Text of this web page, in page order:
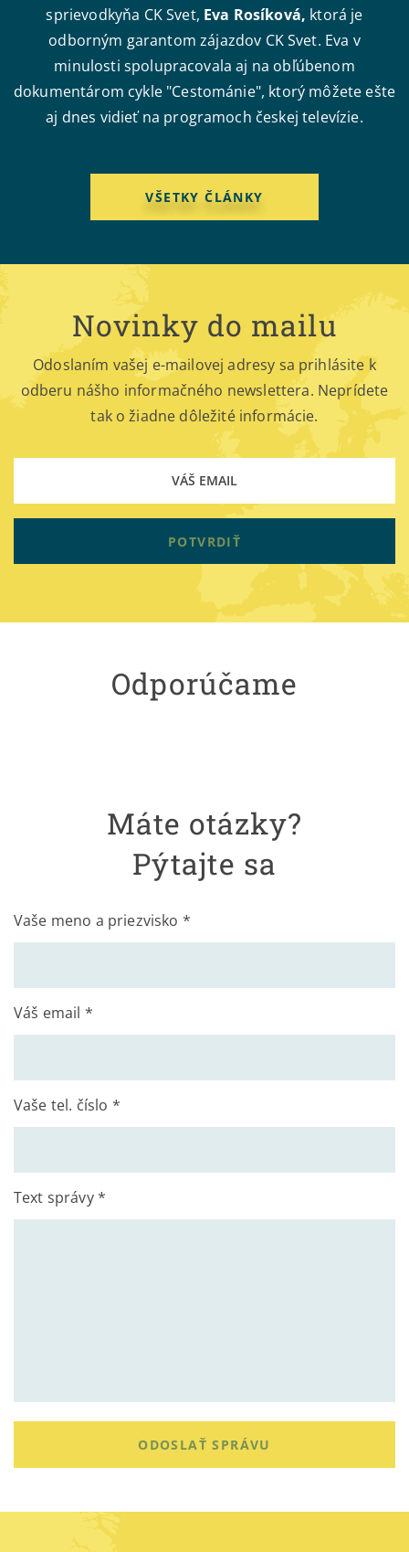
sprievodkyňa CK Svet, Eva Rosíková, ktorá je
odborným garantom zájazdov CK Svet. Eva v
minulosti spolupracovala aj na obľúbenom
dokumentárom cykle "Cestománie", ktorý môžete ešte
aj dnes vidieť na programoch českej televízie.
VŠETKY ČLÁNKY
Novinky do mailu
Odoslaním vašej e-mailovej adresy sa prihlásite k
odberu nášho informačného newslettera. Neprídete
tak o žiadne dôležité informácie.
POTVRDIŤ
Odporúčame
Máte otázky?
Pýtajte sa
Vaše meno a priezvisko *
Váš email *
Vaše tel. číslo *
Text správy *
ODOSLAŤ SPRÁVU